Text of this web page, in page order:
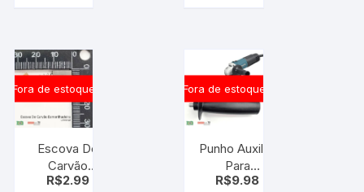
celular
Fora de estoque
Escova De
Carvão
Esmerilhadeira
R$2.99
Fora de estoque
Punho Auxiliar
Para
Esmerilhadeira
R$9.98